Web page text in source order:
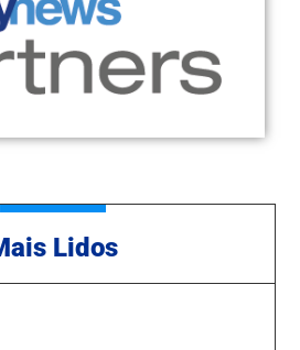
Lidos